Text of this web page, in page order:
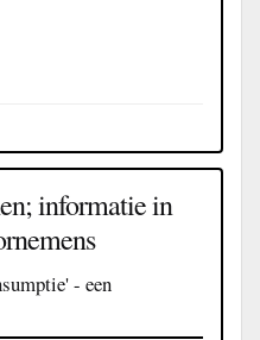
informatie in
- een